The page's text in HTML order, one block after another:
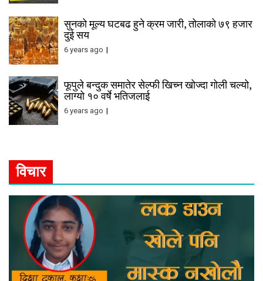
सुनको मूल्य घटबढ हुने क्रम जारी, तोलाको ७९ हजार
दुई सय
6 years ago
फूपुले बन्दुक समातेर सेल्फी खिच्न खोज्दा गोली चल्यो,
लाग्यो १० वर्षे भतिजलाई
6 years ago
विचार